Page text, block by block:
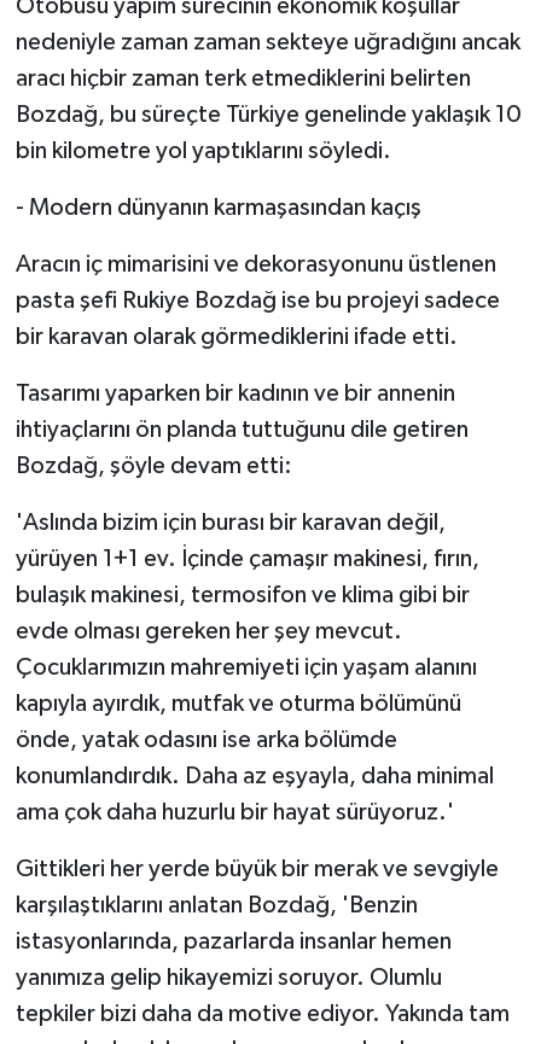
Otobüsü yapım sürecinin ekonomik koşullar
nedeniyle zaman zaman sekteye uğradığını ancak
aracı hiçbir zaman terk etmediklerini belirten
Bozdağ, bu süreçte Türkiye genelinde yaklaşık 10
bin kilometre yol yaptıklarını söyledi.
- Modern dünyanın karmaşasından kaçış
Aracın iç mimarisini ve dekorasyonunu üstlenen
pasta şefi Rukiye Bozdağ ise bu projeyi sadece
bir karavan olarak görmediklerini ifade etti.
Tasarımı yaparken bir kadının ve bir annenin
ihtiyaçlarını ön planda tuttuğunu dile getiren
Bozdağ, şöyle devam etti:
'Aslında bizim için burası bir karavan değil,
yürüyen 1+1 ev. İçinde çamaşır makinesi, fırın,
bulaşık makinesi, termosifon ve klima gibi bir
evde olması gereken her şey mevcut.
Çocuklarımızın mahremiyeti için yaşam alanını
kapıyla ayırdık, mutfak ve oturma bölümünü
önde, yatak odasını ise arka bölümde
konumlandırdık. Daha az eşyayla, daha minimal
ama çok daha huzurlu bir hayat sürüyoruz.'
Gittikleri her yerde büyük bir merak ve sevgiyle
karşılaştıklarını anlatan Bozdağ, 'Benzin
istasyonlarında, pazarlarda insanlar hemen
yanımıza gelip hikayemizi soruyor. Olumlu
tepkiler bizi daha da motive ediyor. Yakında tam